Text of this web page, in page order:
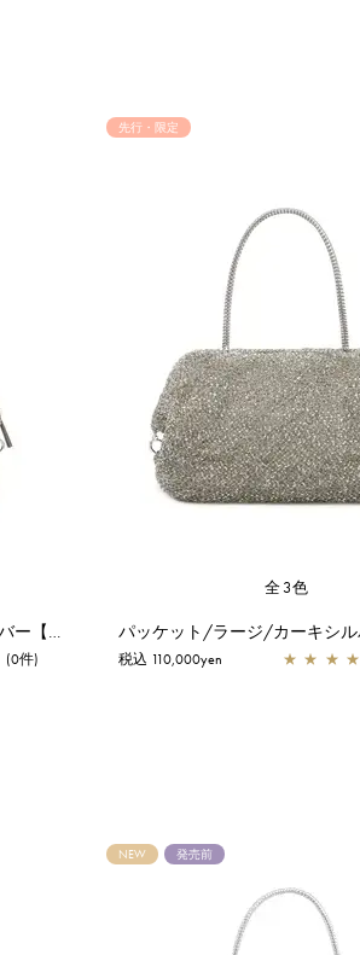
パッケット/ミディアム/カーキシルバー【一部店舗先行販売商品】
(0件)
先行・限定
全3色
税込 110,000yen ★ ★ ★ ★
NEW 発売前